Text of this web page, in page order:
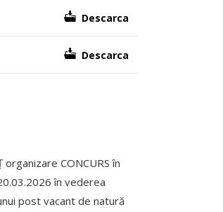
Descarca
Descarca
organizare CONCURS în
în vederea
post vacant de natură